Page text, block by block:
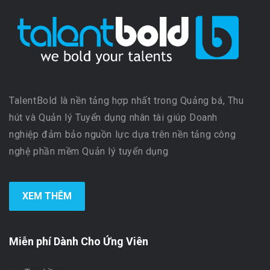
TalentBold là nền tảng hợp nhất trong Quảng bá, Thu
hút và Quản lý Tuyển dụng nhân tài giúp Doanh
nghiệp đảm bảo nguồn lực dựa trên nền tảng công
nghệ phần mềm Quản lý tuyển dụng
XEM THÊM
Miễn phí Dành Cho Ứng Viên